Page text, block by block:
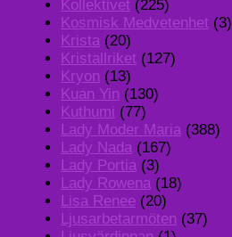
Kollektivet (225)
Kosmisk Medvetenhet (3)
Krista (20)
Kristallriket (127)
Kryon (13)
Kuan Yin (130)
Kuthumi (77)
Lady Moder Maria (388)
Lady Nada (167)
Lady Portia (3)
Lady Rowena (18)
Lisa Renee (20)
Ljusarbetarmöten (37)